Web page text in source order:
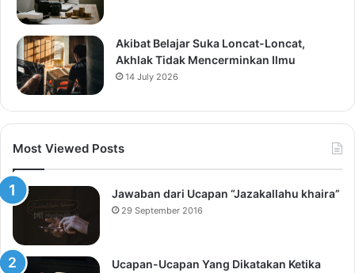
Akibat Belajar Suka Loncat-Loncat,
Akhlak Tidak Mencerminkan Ilmu
14 July 2026
Most Viewed Posts
Jawaban dari Ucapan “Jazakallahu khaira”
29 September 2016
Ucapan-Ucapan Yang Dikatakan Ketika